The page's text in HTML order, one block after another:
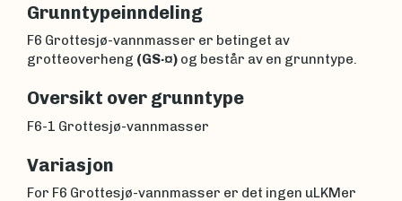
Grunntypeinndeling
F6 Grottesjø-vannmasser er betinget av
grotteoverheng (GS·¤) og består av en grunntype.
Oversikt over grunntype
F6-1 Grottesjø-vannmasser
Variasjon
For F6 Grottesjø-vannmasser er det ingen uLKMer